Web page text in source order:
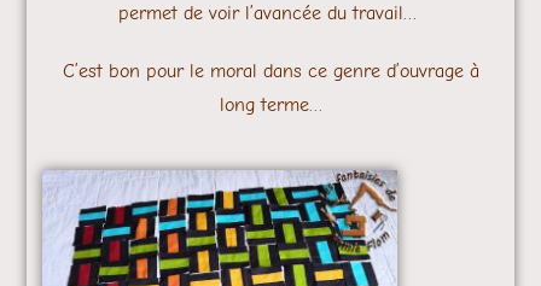
permet de voir l’avancée du travail…
C’est bon pour le moral dans ce genre d’ouvrage à
long terme…